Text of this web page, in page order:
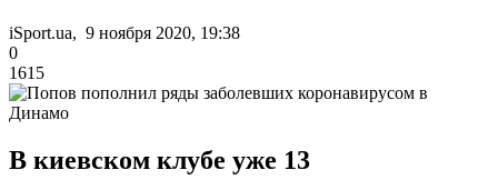
iSport.ua, 9 ноября 2020, 19:38
0
1615
В киевском клубе уже 13